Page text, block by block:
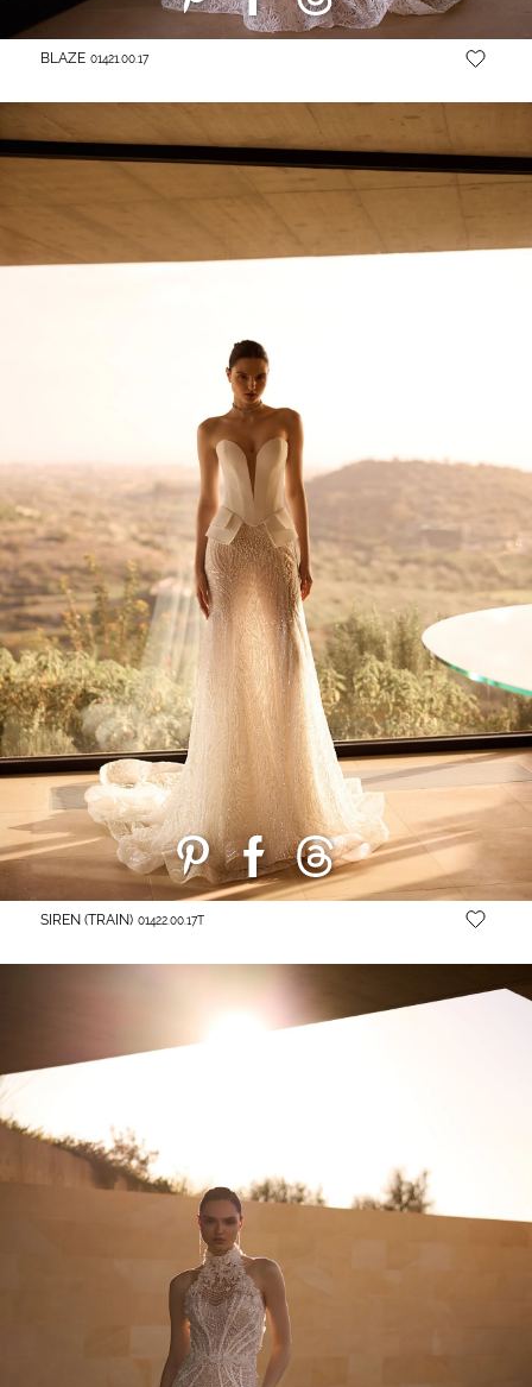
BLAZE 01421.00.17
SIREN (TRAIN) 01422.00.17T